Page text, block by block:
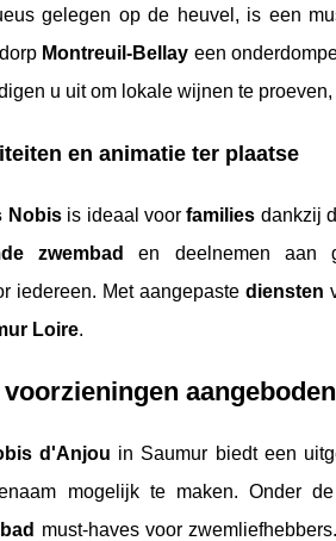
gelegen op de heuvel, is een
Montreuil-Bellay een
u uit om lokale wijnen te
en animatie ter plaatse
Nobisis ideaal voorfamilies dankzij
zwembad
en deelnemen aan
iedereen. Met aangepaste diensten
Loire.
d'Anjou in Saumur biedt een
mogelijk te maken. Onder
must-haves voor zwemliefhebbers.